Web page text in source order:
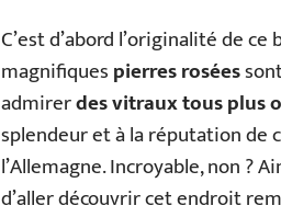
C’est d’abord l’originalité de
magnifiquespierres rosées
admirerdes vitraux tous plus
splendeur et à la réputation de
l’Allemagne. Incroyable, non ?
d’aller découvrir cet endroit